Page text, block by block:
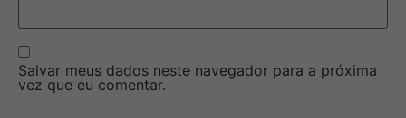
Salvar meus dados neste navegador para a próxima
vez que eu comentar.